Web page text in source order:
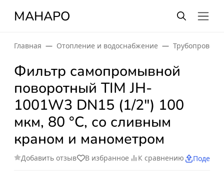
МАНАРО
Главная Отопление и водоснабжение
Фильтр самопромывной
поворотный TIM JH-
1001W3 DN15 (1/2") 100
мкм, 80 °C, со сливным
краном и манометром
Добавить отзыв В избранное К сравнению